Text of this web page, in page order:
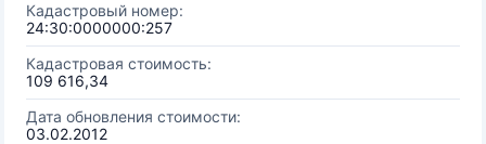
Кадастровый номер:
24:30:0000000:257
Кадастровая стоимость:
109 616,34
Дата обновления стоимости:
03.02.2012